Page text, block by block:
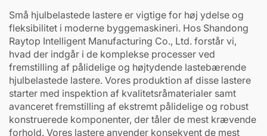
Små hjulbelastede lastere er vigtige for høj ydelse og
fleksibilitet i moderne byggemaskineri. Hos Shandong
Raytop Intelligent Manufacturing Co., Ltd. forstår vi,
hvad der indgår i de komplekse processer ved
fremstilling af pålidelige og højtydende lastebærende
hjulbelastede lastere. Vores produktion af disse lastere
starter med inspektion af kvalitetsråmaterialer samt
avanceret fremstilling af ekstremt pålidelige og robust
konstruerede komponenter, der tåler de mest krævende
forhold. Vores lastere anvender konsekvent de mest